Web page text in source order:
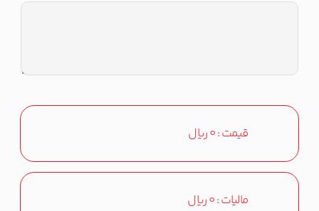
قیمت :0ریال
مالیات :0ریال